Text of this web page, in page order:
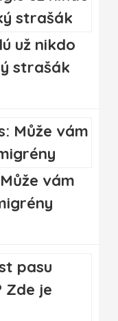
už nikdo
strašák
vám